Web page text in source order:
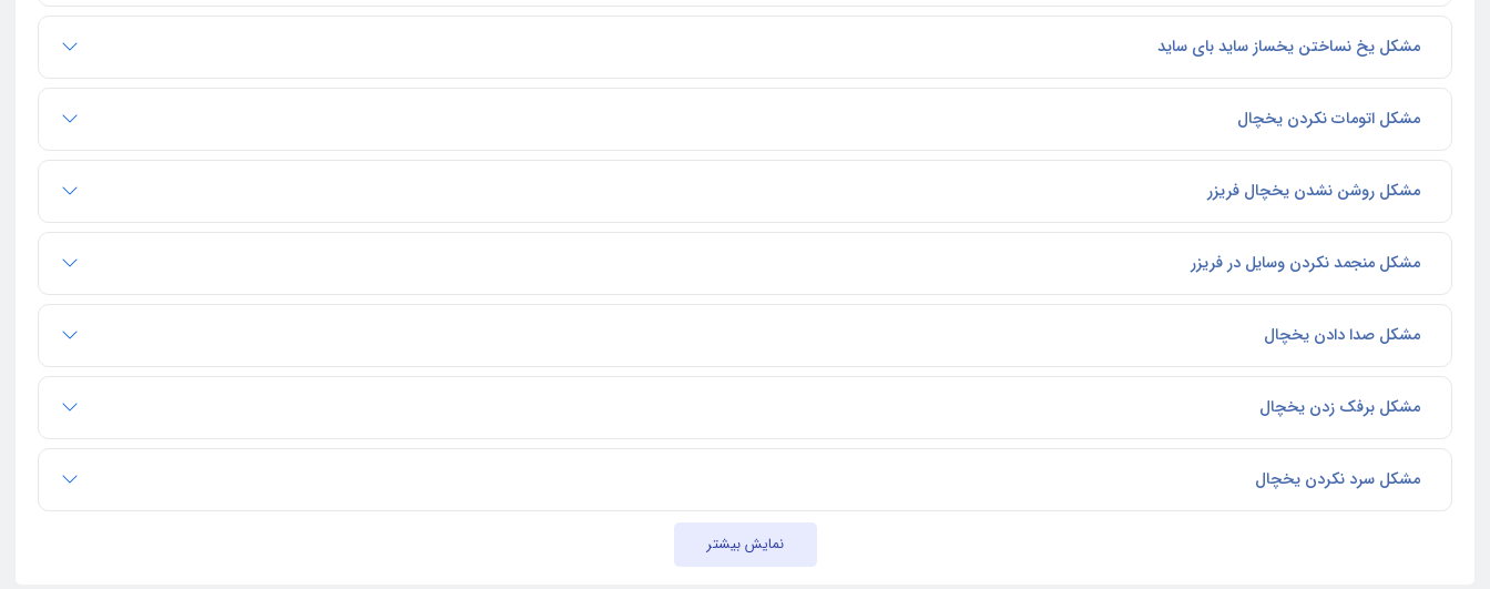
مشکل یخ نساختن یخساز ساید بای ساید
مشکل اتومات نکردن یخچال
مشکل روشن نشدن یخچال فریزر
مشکل منجمد نکردن وسایل در فریزر
مشکل صدا دادن یخچال
مشکل برفک زدن یخچال
مشکل سرد نکردن یخچال
نمایش بیشتر